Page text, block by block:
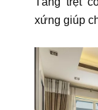
xứng giúp